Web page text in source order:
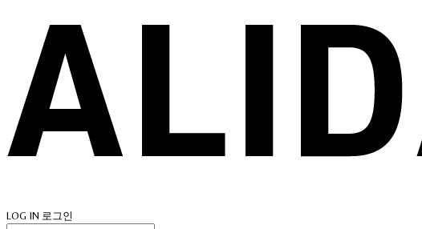
LOG IN 로그인